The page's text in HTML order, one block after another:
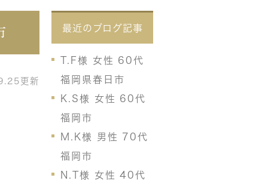
更新
最近のブログ記事
T.F様 女性 60代
福岡県春日市
K.S様 女性 60代
福岡市
M.K様 男性 70代
福岡市
N.T様 女性 40代